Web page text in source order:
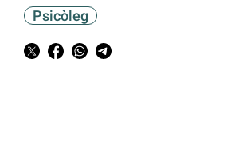
Psicòleg